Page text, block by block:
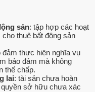
sản: tập hợp các hoạt
thuê bất động sản
đảm thực hiện nghĩa vụ
bảo đảm mà không
thế chấp.
lai: tài sản chưa hoàn
sở hữu chưa xác